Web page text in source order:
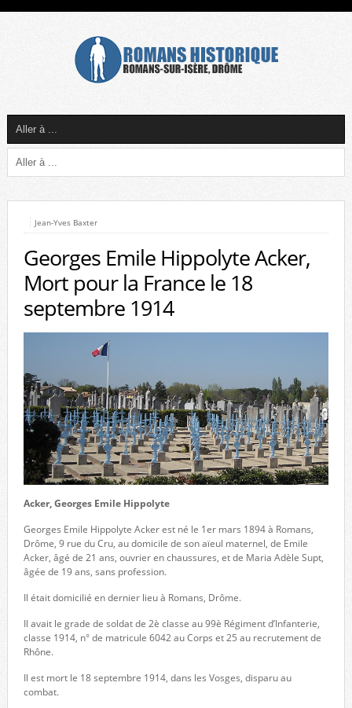
Jean-Yves Baxter
Georges Emile Hippolyte Acker,
Mort pour la France le 18
septembre 1914
Acker, Georges Emile Hippolyte
Georges Emile Hippolyte Acker est né le 1er mars 1894 à Romans,
Drôme, 9 rue du Cru, au domicile de son aïeul maternel, de Emile
Acker, âgé de 21 ans, ouvrier en chaussures, et de Maria Adèle Supt,
âgée de 19 ans, sans profession.
Il était domicilié en dernier lieu à Romans, Drôme.
Il avait le grade de soldat de 2è classe au 99è Régiment d’Infanterie,
classe 1914, n° de matricule 6042 au Corps et 25 au recrutement de
Rhône.
Il est mort le 18 septembre 1914, dans les Vosges, disparu au
combat.